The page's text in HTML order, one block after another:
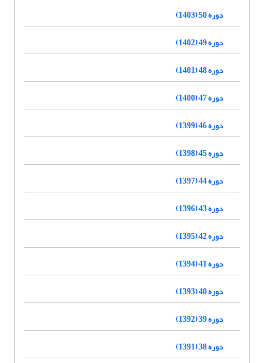
دوره 50 (1403)
دوره 49 (1402)
دوره 48 (1401)
دوره 47 (1400)
دوره 46 (1399)
دوره 45 (1398)
دوره 44 (1397)
دوره 43 (1396)
دوره 42 (1395)
دوره 41 (1394)
دوره 40 (1393)
دوره 39 (1392)
دوره 38 (1391)